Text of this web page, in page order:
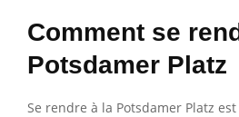
Comment se
Potsdamer Platz
Se rendre à la Potsdamer Platz